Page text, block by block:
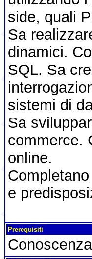
side, quali
Sa
dinamici.
SQL. Sa
sistemi di
Sa
commerce.
online.
e
Prerequisiti